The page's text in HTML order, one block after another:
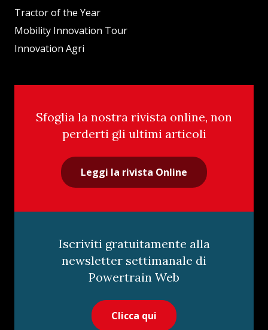
Tractor of the Year
Mobility Innovation Tour
Innovation Agri
Sfoglia la nostra rivista online, non
perderti gli ultimi articoli
Leggi la rivista Online
Iscriviti gratuitamente alla
newsletter settimanale di
Powertrain Web
Clicca qui